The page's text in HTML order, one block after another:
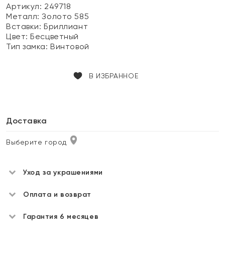
Артикул: 249718
Металл:Золото 585
Вставки:Бриллиант
Цвет:Бесцветный
Тип замка:Винтовой
В ИЗБРАННОЕ
Доставка
Выберите город
Уход за украшениями
Оплата и возврат
Гарантия 6 месяцев